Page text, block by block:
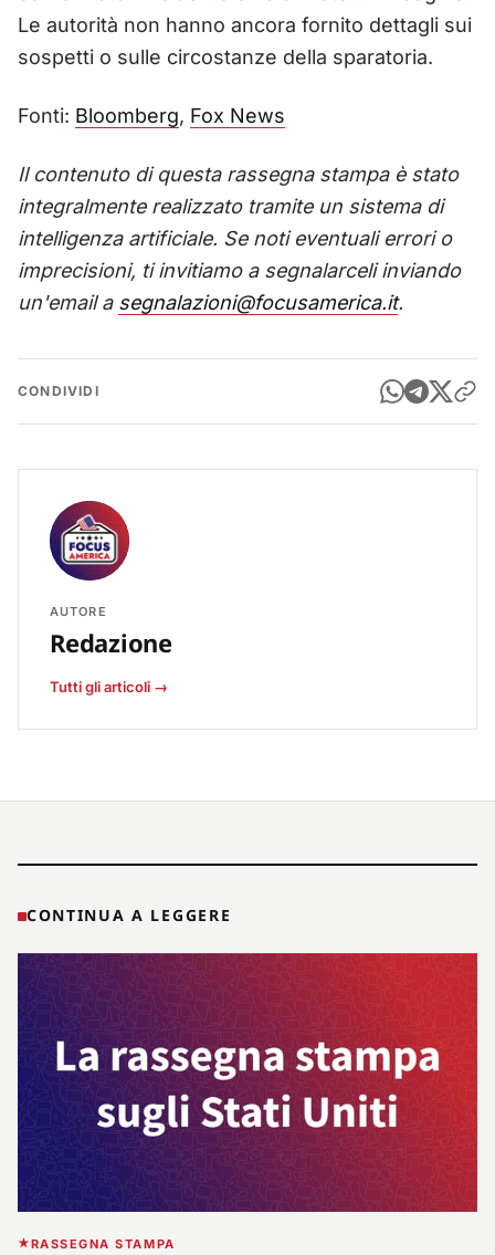
Le autorità non hanno ancora fornito dettagli sui
sospetti o sulle circostanze della sparatoria.
Fonti: Bloomberg, Fox News
Il contenuto di questa rassegna stampa è stato
integralmente realizzato tramite un sistema di
intelligenza artificiale. Se noti eventuali errori o
imprecisioni, ti invitiamo a segnalarceli inviando
un'email a segnalazioni@focusamerica.it.
CONDIVIDI
AUTORE
Redazione
Tutti gli articoli →
CONTINUA A LEGGERE
RASSEGNA STAMPA